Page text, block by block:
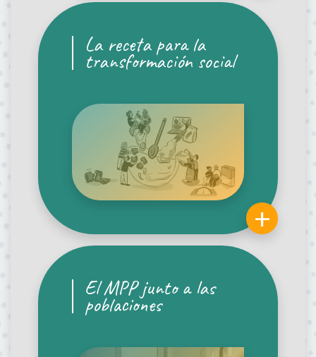
La receta para la
transformación social
+
El MPP junto a las
poblaciones